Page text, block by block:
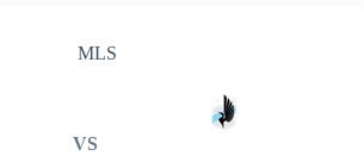
MLS
VS